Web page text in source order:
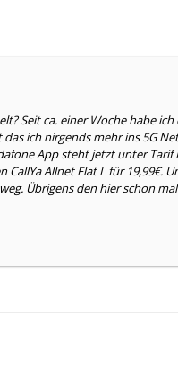
Seit ca. einer Woche habe
ich nirgends mehr ins 5G
App steht jetzt unter
Allnet Flat L für 19,99€.
Übrigens den hier schon